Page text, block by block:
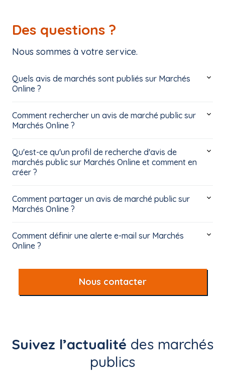
Des questions ?
Nous sommes à votre service.
Quels avis de marchés sont publiés sur Marchés
Online ?
Comment rechercher un avis de marché public sur
Marchés Online ?
Qu'est-ce qu'un profil de recherche d'avis de
marchés public sur Marchés Online et comment en
créer ?
Comment partager un avis de marché public sur
Marchés Online ?
Comment définir une alerte e-mail sur Marchés
Online ?
Nous contacter
Suivez l’actualité des marchés
publics